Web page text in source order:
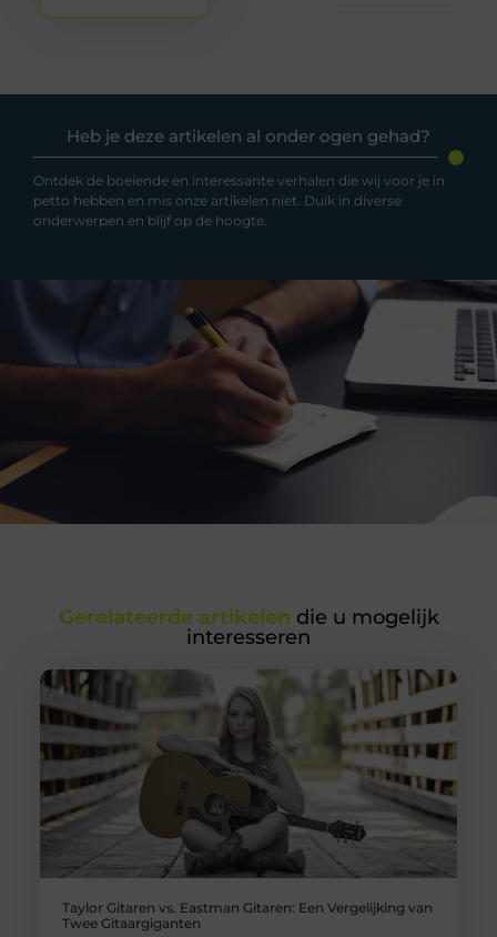
Heb je deze artikelen al onder ogen gehad?
Ontdek de boeiende en interessante verhalen die wij voor je in
petto hebben en mis onze artikelen niet. Duik in diverse
onderwerpen en blijf op de hoogte.
Gerelateerde artikelen die u mogelijk
interesseren
Taylor Gitaren vs. Eastman Gitaren: Een Vergelijking van
Twee Gitaargiganten